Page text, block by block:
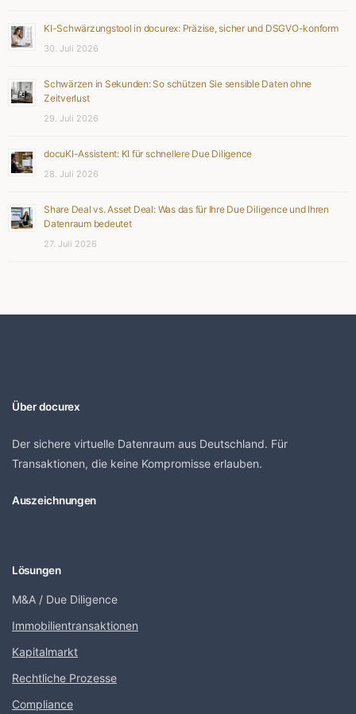
KI-Schwärzungstool in docurex: Präzise, sicher und DSGVO-konform
30. Juli 2026
Schwärzen in Sekunden: So schützen Sie sensible Daten ohne
Zeitverlust
29. Juli 2026
docuKI-Assistent: KI für schnellere Due Diligence
28. Juli 2026
Share Deal vs. Asset Deal: Was das für Ihre Due Diligence und Ihren
Datenraum bedeutet
27. Juli 2026
Über docurex
Der sichere virtuelle Datenraum aus Deutschland. Für
Transaktionen, die keine Kompromisse erlauben.
Auszeichnungen
Lösungen
M&A / Due Diligence
Immobilientransaktionen
Kapitalmarkt
Rechtliche Prozesse
Compliance